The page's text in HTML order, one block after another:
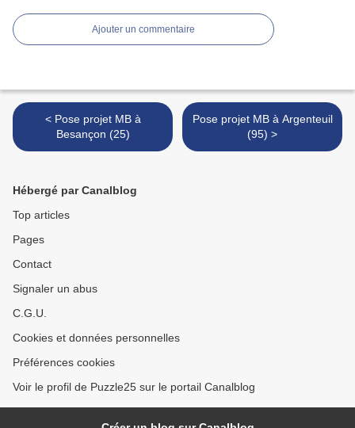
Ajouter un commentaire
< Pose projet MB à
Besançon (25)
Pose projet MB à Argenteuil
(95) >
Hébergé par Canalblog
Top articles
Pages
Contact
Signaler un abus
C.G.U.
Cookies et données personnelles
Préférences cookies
Voir le profil de Puzzle25 sur le portail Canalblog